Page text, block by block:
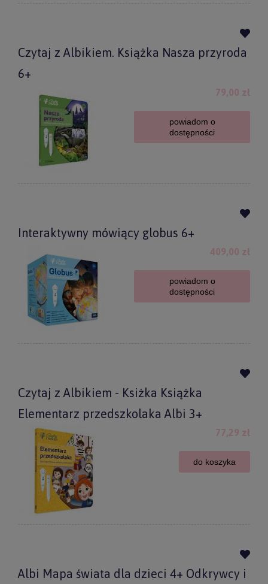
Czytaj z Albikiem. Książka Nasza przyroda
6+
79,00 zł
powiadom o
dostępności
Interaktywny mówiący globus 6+
409,00 zł
powiadom o
dostępności
Czytaj z Albikiem - Ksiżka Książka
Elementarz przedszkolaka Albi 3+
77,29 zł
do koszyka
Albi Mapa świata dla dzieci 4+ Odkrywcy i